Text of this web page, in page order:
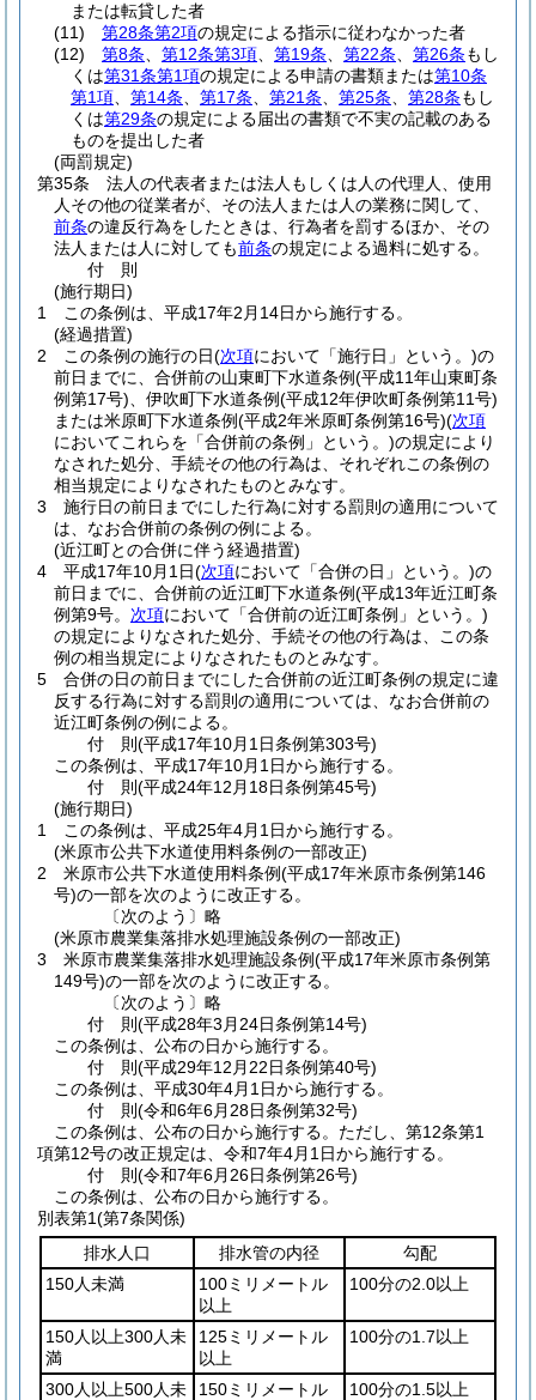
または転貸した者
(11)
第28条第2項の規定による指示に従わなかった者
(12)
第8条 第12条第3項 第19条 第22条 第26条もし
くは第31条第1項の規定による申請の書類または第10条
第1項
第14条 第17条 第21条 第25条 第28条もし
くは第29条の規定による届出の書類で不実の記載のある
ものを提出した者
(両罰規定)
第35条
法人の代表者または法人もしくは人の代理人、使用
人その他の従業者が、その法人または人の業務に関して、
前条の違反行為をしたときは、行為者を罰するほか、その
法人または人に対しても前条の規定による過料に処する。
付 則
(施行期日)
1
この条例は、平成17年2月14日から施行する。
(経過措置)
2
この条例の施行の日(次項において「施行日」という。)の
前日までに、合併前の山東町下水道条例(平成11年山東町条
例第17号) 、伊吹町下水道条例(平成12年伊吹町条例第11号)
または米原町下水道条例(平成2年米原町条例第16号)(次項
においてこれらを「合併前の条例」という。)の規定により
なされた処分、手続その他の行為は、それぞれこの条例の
相当規定によりなされたものとみなす。
3
施行日の前日までにした行為に対する罰則の適用について
は、なお合併前の条例の例による。
(近江町との合併に伴う経過措置)
4
平成17年10月1日(次項において「合併の日」という。)の
前日までに、合併前の近江町下水道条例(平成13年近江町条
例第9号。 次項において「合併前の近江町条例」という。)
の規定によりなされた処分、手続その他の行為は、この条
例の相当規定によりなされたものとみなす。
5
合併の日の前日までにした合併前の近江町条例の規定に違
反する行為に対する罰則の適用については、なお合併前の
近江町条例の例による。
付 則(平成17年10月1日条例第303号)
この条例は、平成17年10月1日から施行する。
付 則(平成24年12月18日条例第45号)
(施行期日)
1
この条例は、平成25年4月1日から施行する。
(米原市公共下水道使用料条例の一部改正)
2
米原市公共下水道使用料条例(平成17年米原市条例第146
号)の一部を次のように改正する。
〔次のよう〕略
(米原市農業集落排水処理施設条例の一部改正)
3
米原市農業集落排水処理施設条例(平成17年米原市条例第
149号)の一部を次のように改正する。
〔次のよう〕略
付 則(平成28年3月24日条例第14号)
この条例は、公布の日から施行する。
付 則(平成29年12月22日条例第40号)
この条例は、平成30年4月1日から施行する。
付 則(令和6年6月28日条例第32号)
この条例は、公布の日から施行する。 ただし、第12条第1
項第12号の改正規定は、令和7年4月1日から施行する。
付 則(令和7年6月26日条例第26号)
この条例は、公布の日から施行する。
別表第1(第7条関係)
排水人口
排水管の内径
勾配
150人未満
100ミリメートル
以上
100分の2.0以上
150人以上300人未
満
125ミリメートル
以上
100分の1.7以上
300人以上500人未 150ミリメートル 100分の1.5以上